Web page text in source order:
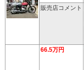
販売店コメント
66.5万円